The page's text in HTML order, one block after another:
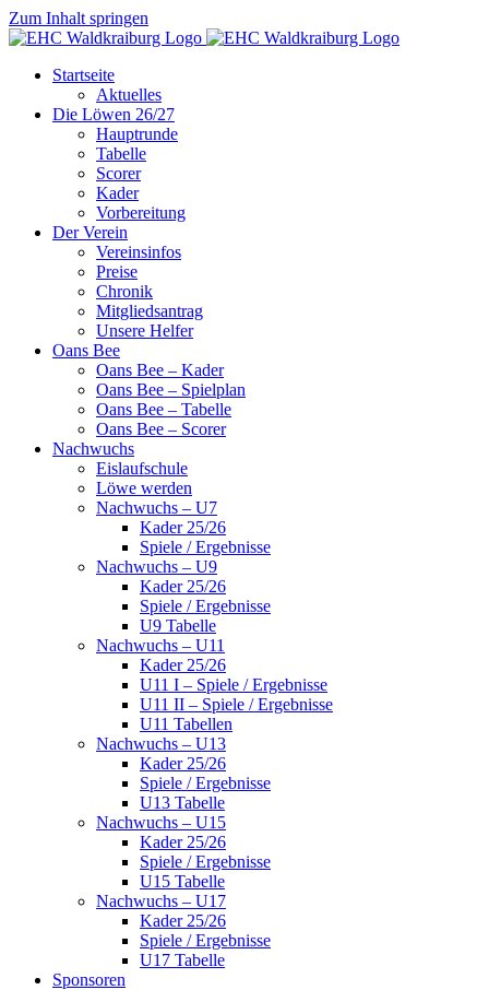
Zum Inhalt springen
Startseite
Aktuelles
Die Löwen 26/27
Hauptrunde
Tabelle
Scorer
Kader
Vorbereitung
Der Verein
Vereinsinfos
Preise
Chronik
Mitgliedsantrag
Unsere Helfer
Oans Bee
Oans Bee – Kader
Oans Bee – Spielplan
Oans Bee – Tabelle
Oans Bee – Scorer
Nachwuchs
Eislaufschule
Löwe werden
Nachwuchs – U7
Kader 25/26
Spiele / Ergebnisse
Nachwuchs – U9
Kader 25/26
Spiele / Ergebnisse
U9 Tabelle
Nachwuchs – U11
Kader 25/26
U11 I – Spiele / Ergebnisse
U11 II – Spiele / Ergebnisse
U11 Tabellen
Nachwuchs – U13
Kader 25/26
Spiele / Ergebnisse
U13 Tabelle
Nachwuchs – U15
Kader 25/26
Spiele / Ergebnisse
U15 Tabelle
Nachwuchs – U17
Kader 25/26
Spiele / Ergebnisse
U17 Tabelle
Sponsoren